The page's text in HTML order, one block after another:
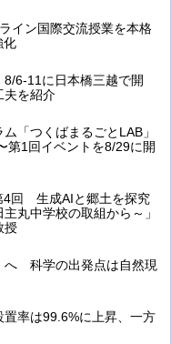
イン国際交流授業を本格
化
6-11に日本橋三越で開
を紹介
「つくばまるごとLAB」
第1回イベントを8/29に開
4回 生成AIと郷土を探究
丸中学校の取組から～」
授
へ 科学の出発点は自然現
率は99.6%に上昇、一方